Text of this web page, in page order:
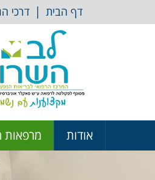
דף הבית | דרכי
אודות מרפאות